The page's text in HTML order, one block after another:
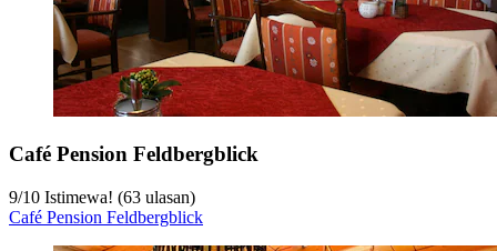
Café Pension Feldbergblick
9/10 Istimewa! (63 ulasan)
Café Pension Feldbergblick